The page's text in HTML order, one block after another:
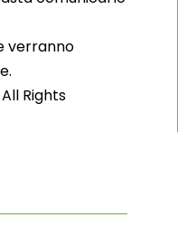
verranno
Rights